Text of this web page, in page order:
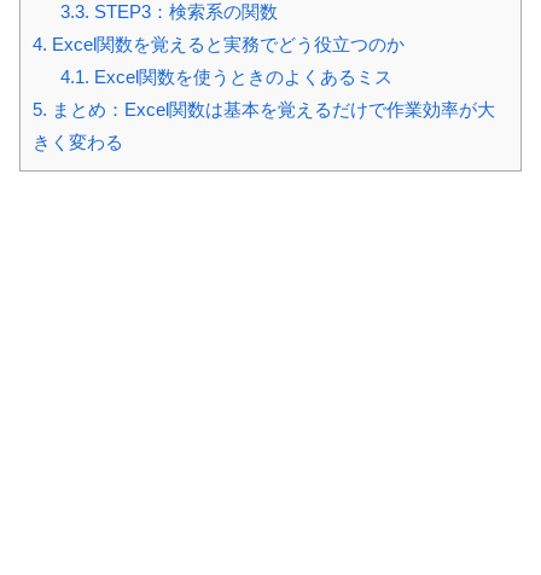
3.3. STEP3：検索系の関数
4. Excel関数を覚えると実務でどう役立つのか
4.1. Excel関数を使うときのよくあるミス
5. まとめ：Excel関数は基本を覚えるだけで作業効率が大
きく変わる